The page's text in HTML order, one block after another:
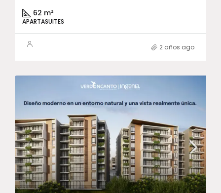
62 m²
APARTASUITES
2 años ago